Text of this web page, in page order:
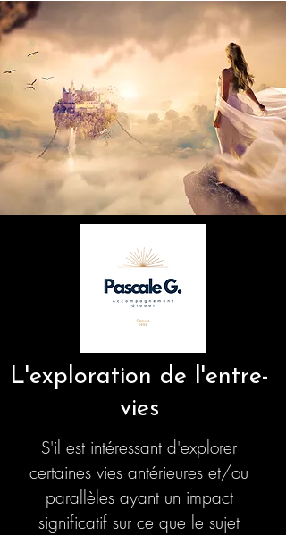
L'exploration de l'entre-
vies
S'il est intéressant d'explorer
certaines vies antérieures et/ou
parallèles ayant un impact
significatif sur ce que le sujet